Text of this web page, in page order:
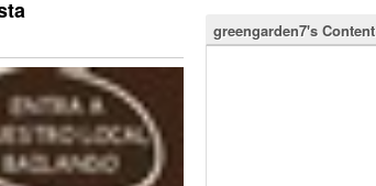
greengarden7's Content